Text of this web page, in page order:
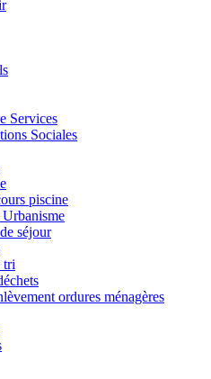
Services
Sociales
piscine
séjour
tri
ordures ménagères